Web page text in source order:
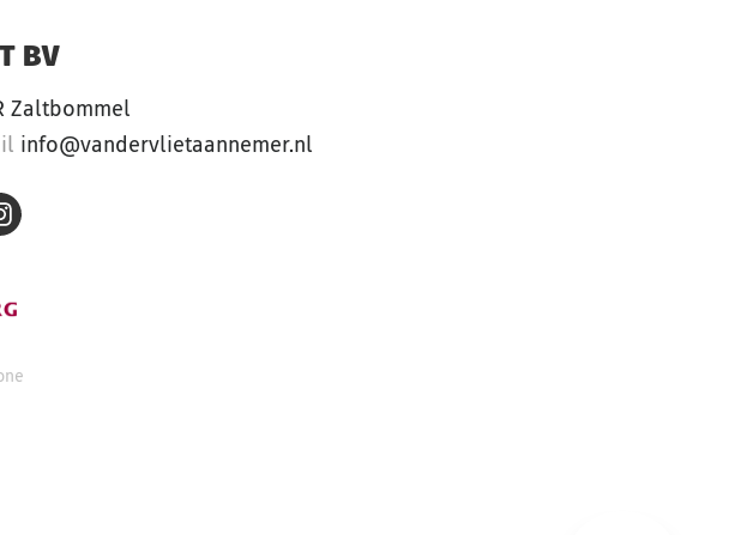
BV
Zaltbommel
info@vandervlietaannemer.nl